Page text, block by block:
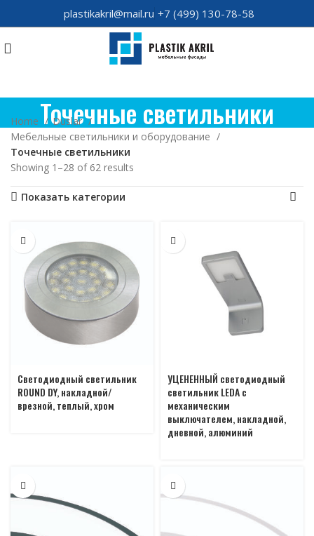
plastikakril@mail.ru +7 (499) 130-78-58
Точечные светильники
Home
Duslar
Мебельные светильники и оборудование
Точечные светильники
Showing 1–28 of 62 results
Показать категории
Светодиодный светильник
ROUND DY, накладной/
врезной, теплый, хром
УЦЕНЕННЫЙ светодиодный
светильник LEDA с
механическим
выключателем, накладной,
дневной, алюминий